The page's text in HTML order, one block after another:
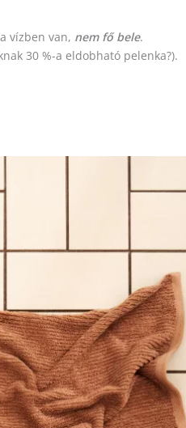
vízben van, nem fő bele.
30 %-a eldobható pelenka?).